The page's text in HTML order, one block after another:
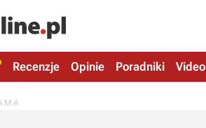
Recenzje Opinie Poradniki Video